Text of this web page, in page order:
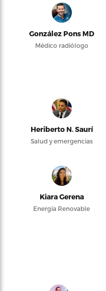
González Pons MD
Médico radiólogo
Heriberto N. Saurí
Salud y emergencias
Kiara Gerena
Energía Renovable